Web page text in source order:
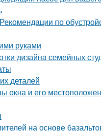
по
руками
дизайна семейных
деталей
окна и его
на основе